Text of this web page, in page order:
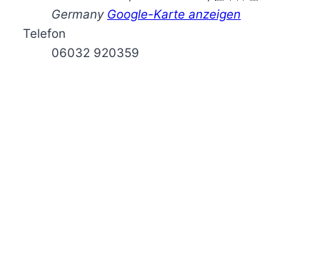
Germany Google-Karte anzeigen
Telefon
06032 920359